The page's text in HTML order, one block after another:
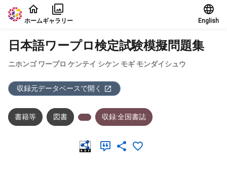
本文に飛ぶ
ホームギャラリー English
日本語ワープロ検定試験模擬問題集
ニホンゴ ワープロ ケンテイ シケン モギ モンダイシュウ
収録元データベースで開く
書籍等 図書 収録:全国書誌